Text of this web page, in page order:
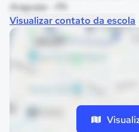
Araguaia - PA
Visualizar contato da escola